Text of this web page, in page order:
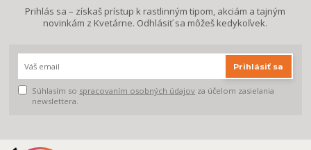
Prihlás sa – získaš prístup k rastlinným tipom, akciám a tajným
novinkám z Kvetárne. Odhlásiť sa môžeš kedykoľvek.
Prihlásiť sa
Súhlasím so spracovaním osobných údajov za účelom zasielania
newslettera.